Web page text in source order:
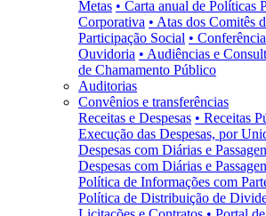
Metas • Carta anual de Políticas
Corporativa • Atas dos Comitês
Participação Social •
Ouvidoria • Audiências e
de Chamamento Público
Auditorias
Convênios e transferências
Receitas e Despesas • Receitas
Execução das Despesas, por
Despesas com Diárias e
Despesas com Diárias e
Política de Informações com
Política de Distribuição de